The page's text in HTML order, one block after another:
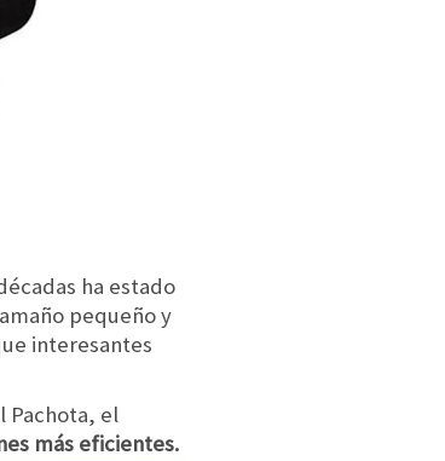
ha estado
pequeño y
interesantes
Pachota, el
más eficientes.